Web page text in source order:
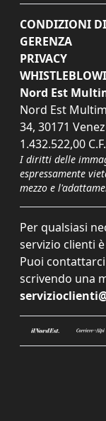
CONDIZIONI
GERENZA
PRIVACY
Nord Est
Nord Est
34, 30171
1.432.522,00
I diritti delle
espressamente
mezzo e
Per qualsiasi
servizio clienti
Puoi
scrivendo una